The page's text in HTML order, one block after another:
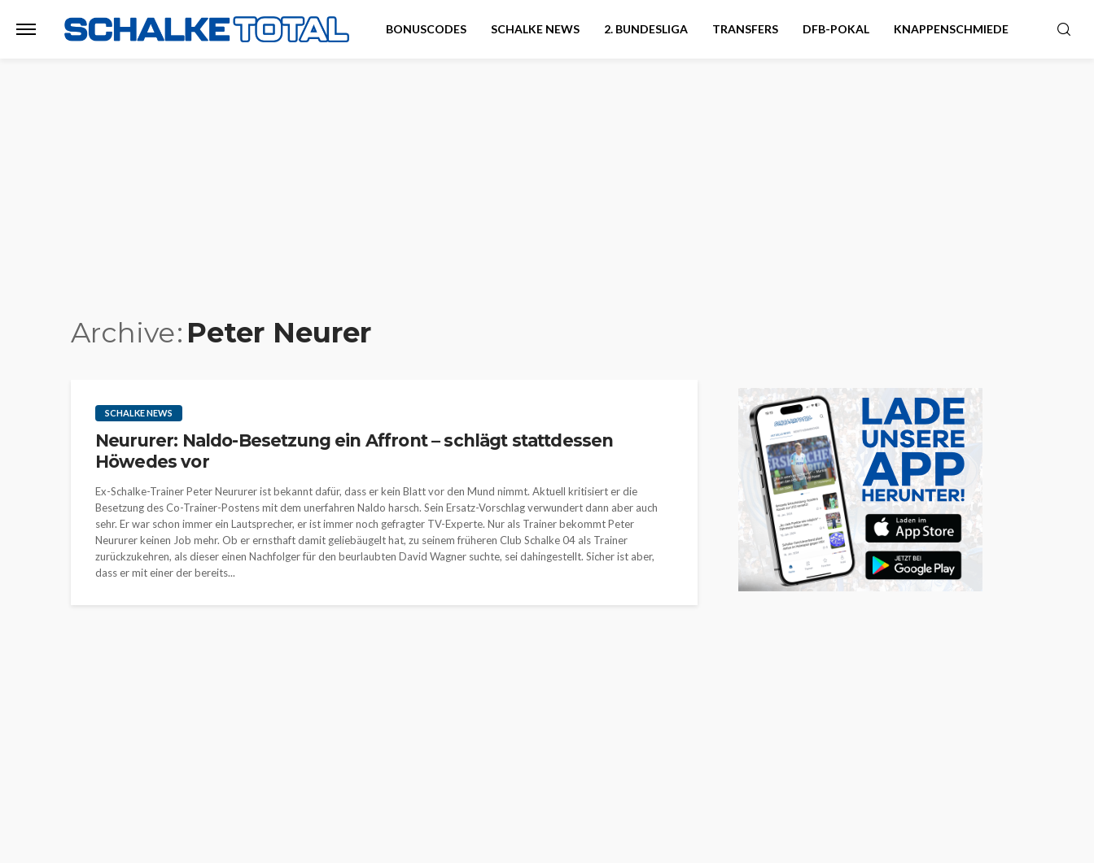
BONUSCODES SCHALKE NEWS 2. BUNDESLIGA TRANSFERS DFB-POKAL KNAPPENSCHMIEDE
Archive Peter Neurer
SCHALKE NEWS
Neururer: Naldo-Besetzung ein Affront – schlägt stattdessen
Höwedes vor
Ex-Schalke-Trainer Peter Neururer ist bekannt dafür, dass er kein Blatt vor den Mund nimmt. Aktuell kritisiert er die
Besetzung des Co-Trainer-Postens mit dem unerfahren Naldo harsch. Sein Ersatz-Vorschlag verwundert dann aber auch
sehr. Er war schon immer ein Lautsprecher, er ist immer noch gefragter TV-Experte. Nur als Trainer bekommt Peter
Neururer keinen Job mehr. Ob er ernsthaft damit geliebäugelt hat, zu seinem früheren Club Schalke 04 als Trainer
zurückzukehren, als dieser einen Nachfolger für den beurlaubten David Wagner suchte, sei dahingestellt. Sicher ist aber,
dass er mit einer der bereits...